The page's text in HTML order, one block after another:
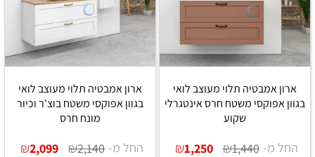
ארון אמבטיה תלוי מעוצב לואי
בגוון אפוקסי משטח חרס אינטגרלי
שקוע
החל מ- ₪1,440
₪1,250
ארון אמבטיה תלוי מעוצב לואי
בגוון אפוקסי משטח בוצ'ר וכיור
מונח חרס
החל מ- ₪2,140
₪2,099